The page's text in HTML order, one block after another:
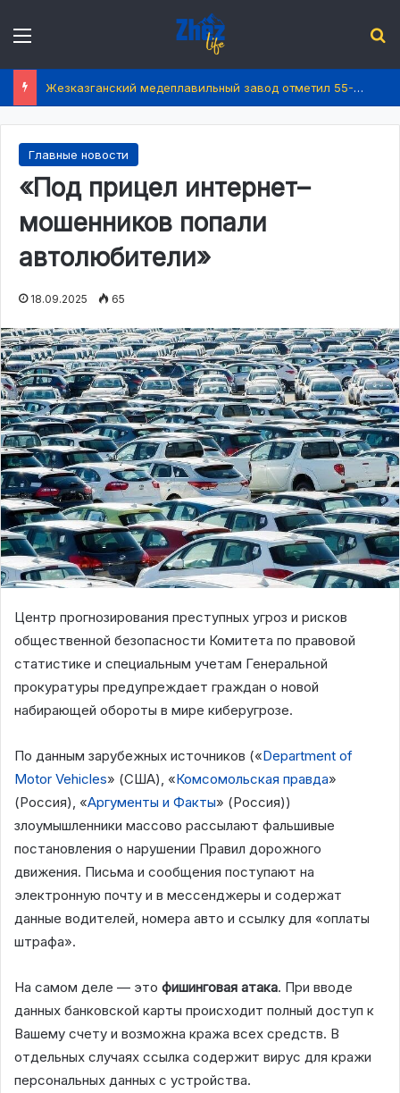
Жезказганский медеплавильный завод отметил 55-летие
Главные новости
«Под прицел интернет–
мошенников попали
автолюбители»
18.09.2025 65
Центр прогнозирования преступных угроз и рисков
общественной безопасности Комитета по правовой
статистике и специальным учетам Генеральной
прокуратуры предупреждает граждан о новой
набирающей обороты в мире киберугрозе.
По данным зарубежных источников («Department of
Motor Vehicles» (США), «Комсомольская правда»
(Россия), «Аргументы и Факты» (Россия))
злоумышленники массово рассылают фальшивые
постановления о нарушении Правил дорожного
движения. Письма и сообщения поступают на
электронную почту и в мессенджеры и содержат
данные водителей, номера авто и ссылку для «оплаты
штрафа».
На самом деле — это фишинговая атака. При вводе
данных банковской карты происходит полный доступ к
Вашему счету и возможна кража всех средств. В
отдельных случаях ссылка содержит вирус для кражи
персональных данных с устройства.